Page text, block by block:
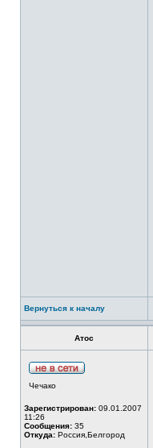
Вернуться к началу
Атос
Чечако
Зарегистрирован: 09.01.2007
11:26
Сообщения: 35
Откуда: Россия,Белгород